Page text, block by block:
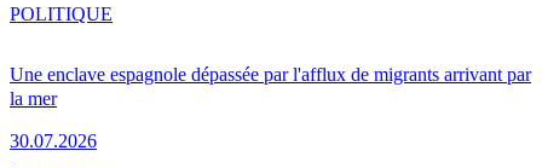
Une enclave espagnole dépassée par l'afflux de migrants arrivant par
la mer
30.07.2026
POLITIQUE